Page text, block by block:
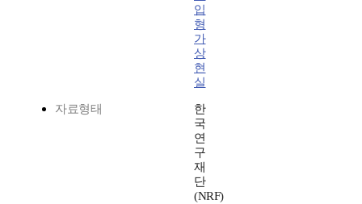
입
형
가
상
현
실
자료형태
한
국
연
구
재
단
(NRF)